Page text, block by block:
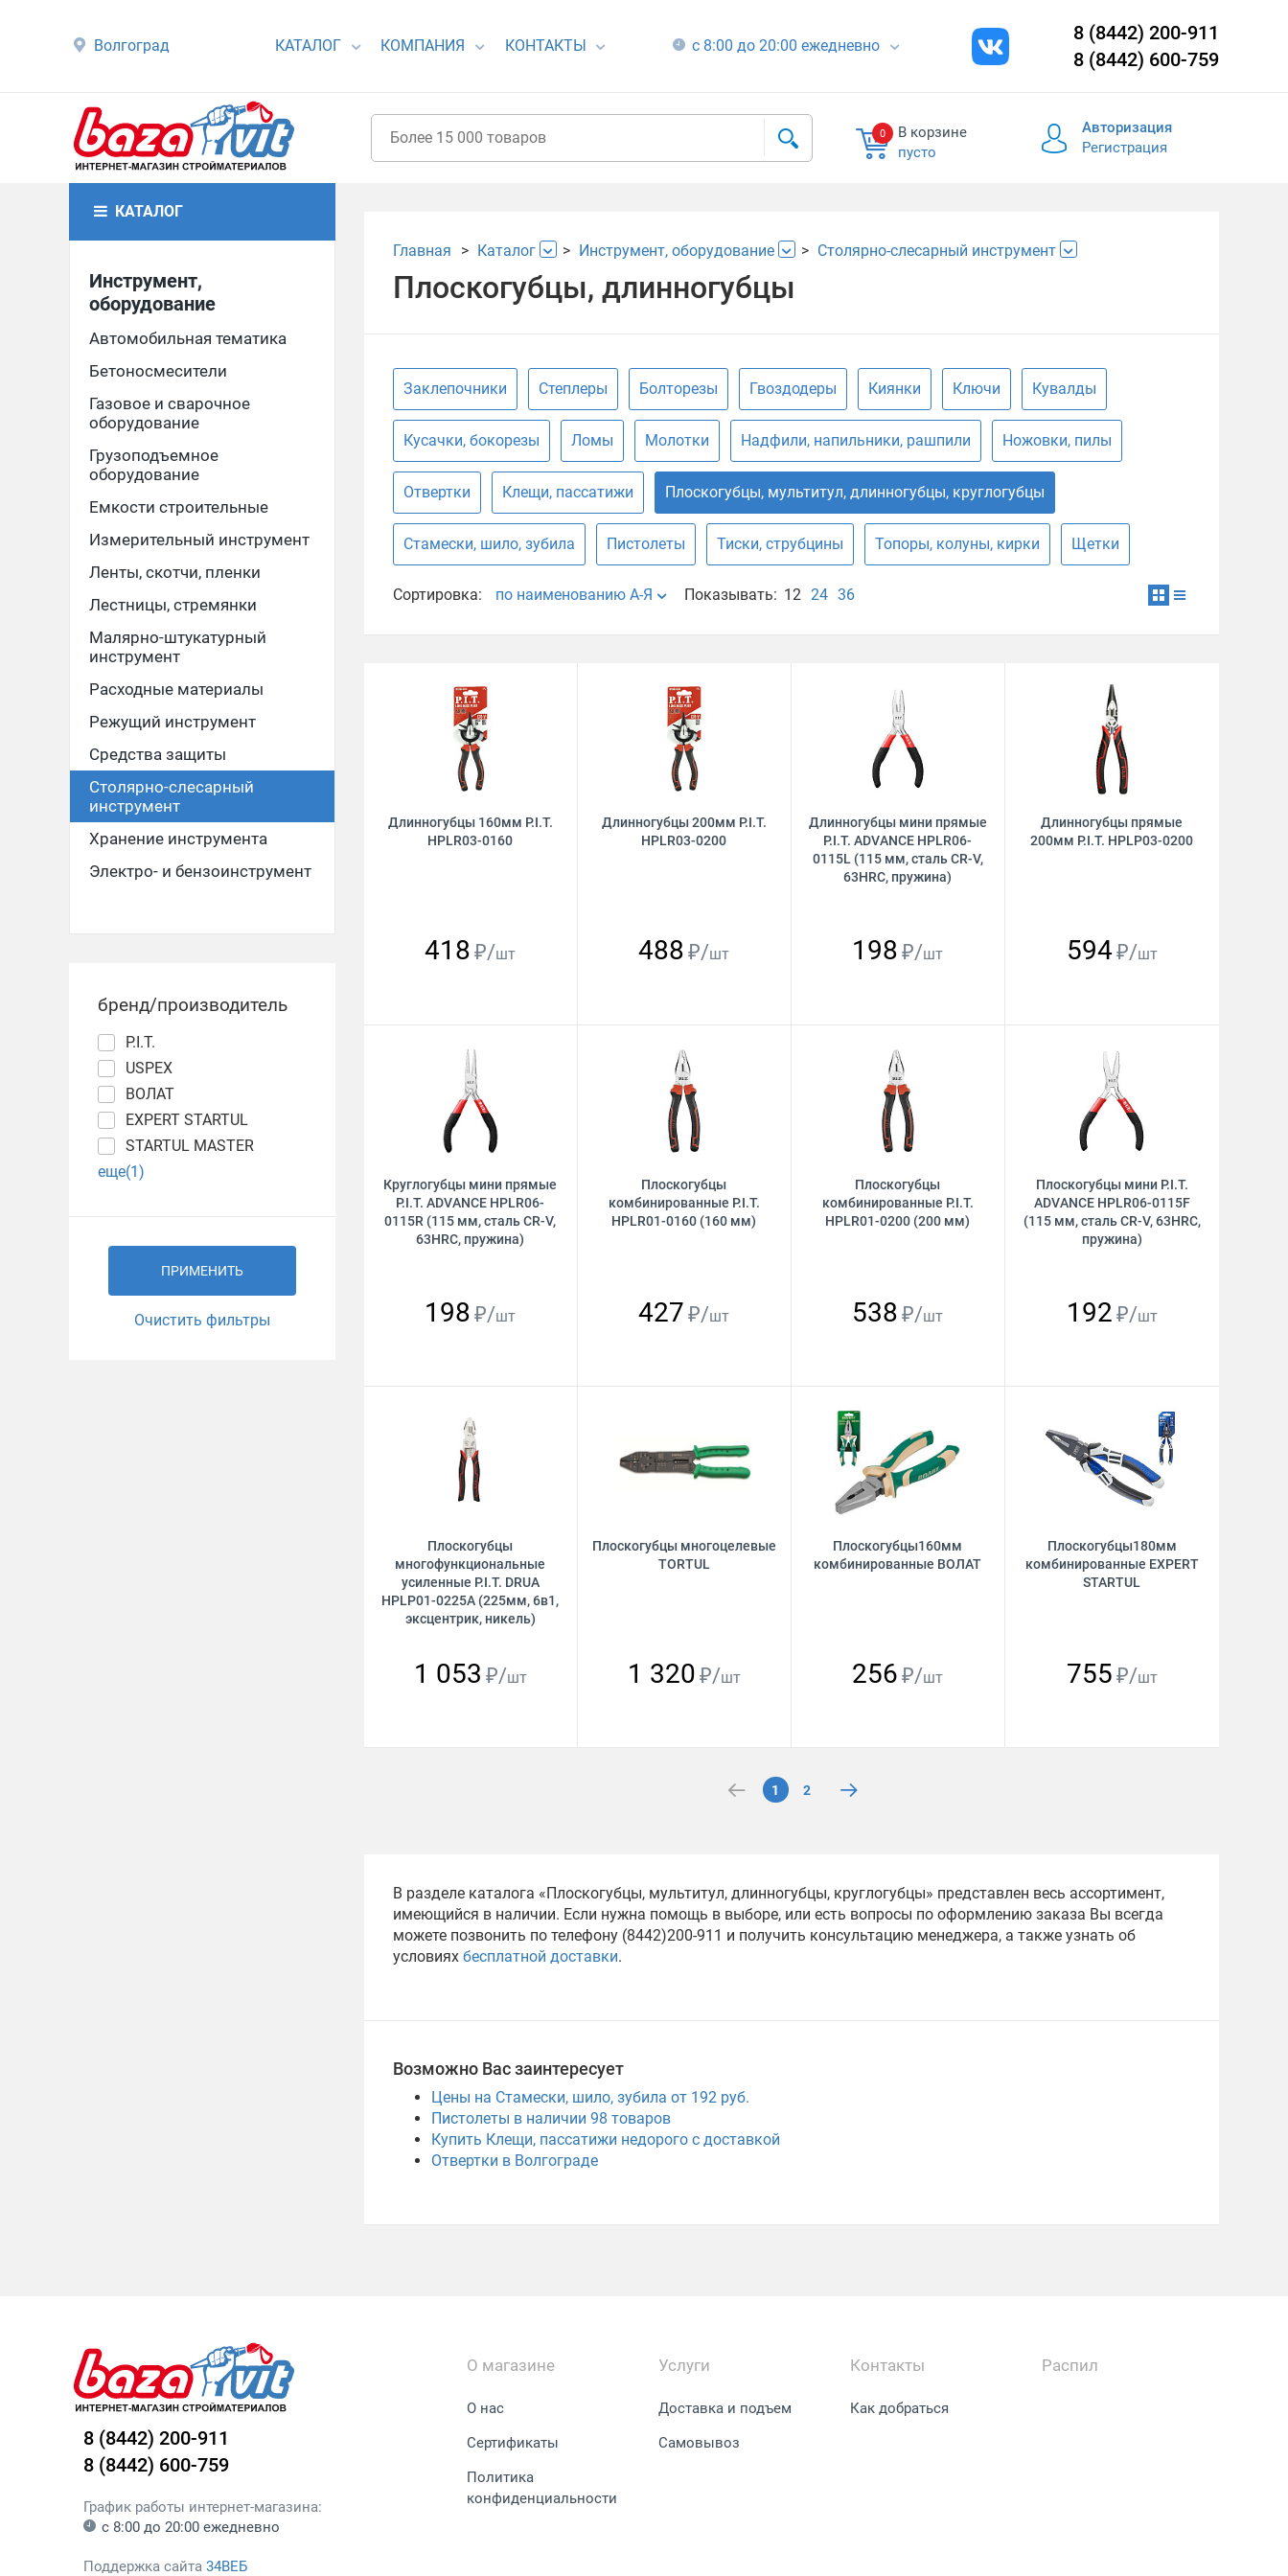
Волгоград КАТАЛОГ КОМПАНИЯ КОНТАКТЫ с 8:00 до 20:00 ежедневно
8 (8442) 200-911
8 (8442) 600-759
0
В корзине
пусто
Авторизация
Регистрация
КАТАЛОГ
Инструмент,
оборудование
Автомобильная тематика
Бетоносмесители
Газовое и сварочное
оборудование
Грузоподъемное
оборудование
Емкости строительные
Измерительный инструмент
Ленты, скотчи, пленки
Лестницы, стремянки
Малярно-штукатурный
инструмент
Расходные материалы
Режущий инструмент
Средства защиты
Столярно-слесарный
инструмент
Хранение инструмента
Электро- и бензоинструмент
бренд/производитель
P.I.T.
USPEX
ВОЛАТ
EXPERT STARTUL
STARTUL MASTER
еще(1)
ПРИМЕНИТЬ
Очистить фильтры
Главная Каталог Инструмент, оборудование Столярно-слесарный инструмент
Плоскогубцы, длинногубцы
Заклепочники Степлеры Болторезы Гвоздодеры Киянки Ключи Кувалды
Кусачки, бокорезы Ломы Молотки Надфили, напильники, рашпили Ножовки, пилы
Отвертки Клещи, пассатижи Плоскогубцы, мультитул, длинногубцы, круглогубцы
Стамески, шило, зубила Пистолеты Тиски, струбцины Топоры, колуны, кирки Щетки
Сортировка: по наименованию А-Я Показывать: 12 24 36
Длинногубцы 160мм P.I.T.
HPLR03-0160
418 ₽/шт
Длинногубцы 200мм P.I.T.
HPLR03-0200
488 ₽/шт
Длинногубцы мини прямые
P.I.T. ADVANCE HPLR06-
0115L (115 мм, сталь CR-V,
63HRC, пружина)
198 ₽/шт
Длинногубцы прямые
200мм P.I.T. HPLP03-0200
594₽/шт
Круглогубцы мини прямые
P.I.T. ADVANCE HPLR06-
0115R (115 мм, сталь CR-V,
63HRC, пружина)
198 ₽/шт
Плоскогубцы
комбинированные P.I.T.
HPLR01-0160 (160 мм)
427 ₽/шт
Плоскогубцы
комбинированные P.I.T.
HPLR01-0200 (200 мм)
538 ₽/шт
Плоскогубцы мини P.I.T.
ADVANCE HPLR06-0115F
(115 мм, сталь CR-V, 63HRC,
пружина)
192 ₽/шт
Плоскогубцы
многофункциональные
усиленные P.I.T. DRUA
HPLP01-0225A (225мм, 6в1,
эксцентрик, никель)
1 053 ₽/шт
Плоскогубцы многоцелевые
TORTUL
1 320 ₽/шт
Плоскогубцы160мм
комбинированные ВОЛАТ
256 ₽/шт
Плоскогубцы180мм
комбинированные EXPERT
STARTUL
755 ₽/шт
1 2
В разделе каталога «Плоскогубцы, мультитул, длинногубцы, круглогубцы» представлен весь ассортимент,
имеющийся в наличии. Если нужна помощь в выборе, или есть вопросы по оформлению заказа Вы всегда
можете позвонить по телефону (8442)200-911 и получить консультацию менеджера, а также узнать об
условиях бесплатной доставки.
Возможно Вас заинтересует
Цены на Стамески, шило, зубила от 192 руб.
Пистолеты в наличии 98 товаров
Купить Клещи, пассатижи недорого с доставкой
Отвертки в Волгограде
8 (8442) 200-911
8 (8442) 600-759
График работы интернет-магазина:
с 8:00 до 20:00 ежедневно
Поддержка сайта 34ВЕБ
О магазине
О нас
Сертификаты
Политика
конфиденциальности
Услуги
Доставка и подъем
Самовывоз
Контакты
Как добраться
Распил